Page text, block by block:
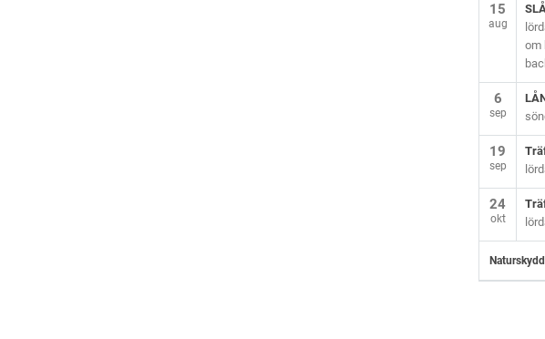
15
aug
om
6
sep
19
sep
24
okt